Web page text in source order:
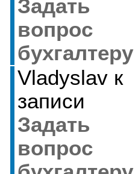
Задать
вопрос
бухгалтеру
Vladyslavк
записи
Задать
вопрос